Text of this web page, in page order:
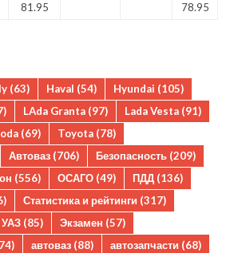
81.95 78.95
(63) Haval (54) Hyundai (105)
LAda Granta (97) Lada Vesta (91)
(69) Toyota (78)
Автоваз (706) Безопасность (209)
(556) ОСАГО (49) ПДД (136)
Статистика и рейтинги (317)
УАЗ (85) Экзамен (57)
автоваз (88) автозапчасти (68)